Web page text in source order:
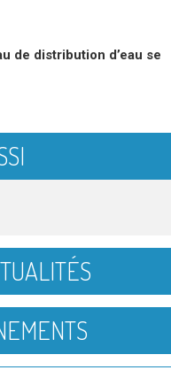
de distribution d’eau se